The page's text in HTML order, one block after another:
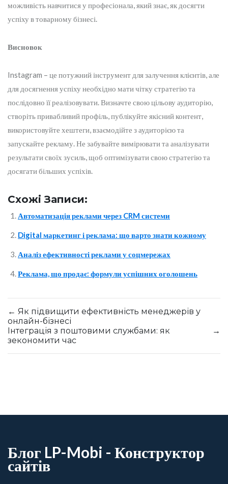
можливість навчитися у професіонала, який знає, як досягти
успіху в товарному бізнесі.
Висновок
Instagram – це потужний інструмент для залучення клієнтів, але
для досягнення успіху необхідно мати чітку стратегію та
послідовно її реалізовувати. Визначте свою цільову аудиторію,
створіть привабливий профіль, публікуйте якісний контент,
використовуйте хештеги, взаємодійте з аудиторією та
запускайте рекламу. Не забувайте вимірювати та аналізувати
результати своїх зусиль, щоб оптимізувати свою стратегію та
досягати більших успіхів.
Схожі Записи:
Автоматизація реклами через CRM системи
Digital маркетинг і реклама: що варто знати кожному
Аналіз ефективності реклами у соцмережах
Реклама, що продає: формули успішних оголошень
← Як підвищити ефективність менеджерів у
онлайн-бізнесі
→
Інтеграція з поштовими службами: як
зекономити час
Блог LP-Mobi - Конструктор
сайтів